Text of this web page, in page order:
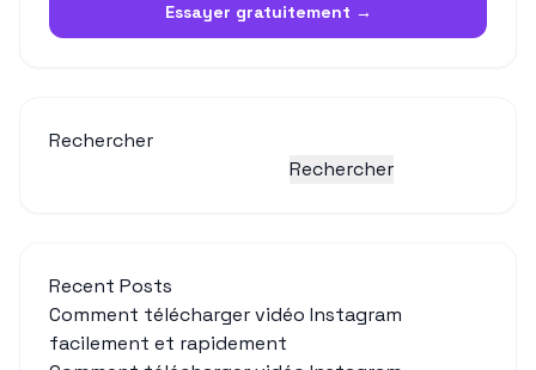
Essayer gratuitement →
Rechercher
Rechercher
Recent Posts
Comment télécharger vidéo Instagram
facilement et rapidement